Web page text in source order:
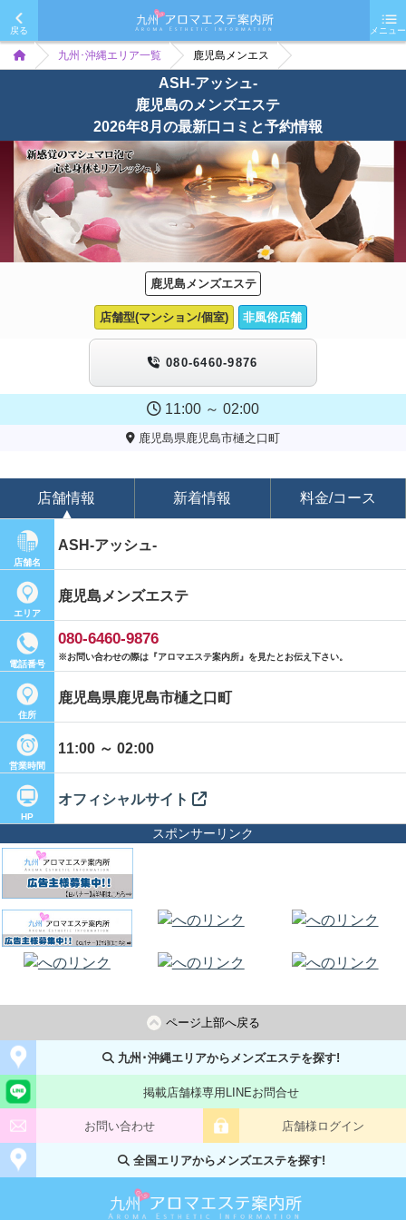
戻る メニュー
九州･沖縄エリア一覧 鹿児島メンエス
ASH-アッシュ-
鹿児島のメンズエステ
2026年8月の最新口コミと予約情報
鹿児島メンズエステ
店舗型(マンション/個室) 非風俗店舗
080-6460-9876
11:00 ～ 02:00
鹿児島県鹿児島市樋之口町
店舗情報 新着情報 料金/コース
店舗名
ASH-アッシュ-
エリア
鹿児島メンズエステ
電話番号
080-6460-9876
※お問い合わせの際は『アロマエステ案内所』を見たとお伝え下さい。
住所
鹿児島県鹿児島市樋之口町
営業時間
11:00 ～ 02:00
HP
オフィシャルサイト
スポンサーリンク
ページ上部へ戻る
九州･沖縄エリアからメンズエステを探す!
掲載店舗様専用LINEお問合せ
お問い合わせ 店舗様ログイン
全国エリアからメンズエステを探す!